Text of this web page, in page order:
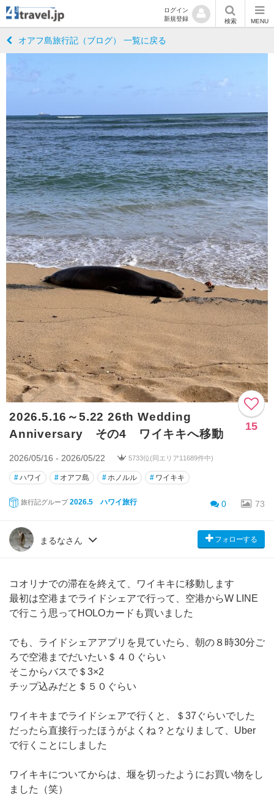
ログイン
新規登録
検索 MENU
オアフ島旅行記（ブログ） 一覧に戻る
2026.5.16～5.22 26th Wedding
Anniversary その4 ワイキキへ移動
15
2026/05/16 - 2026/05/22 5733位(同エリア11689件中)
#ハワイ # オアフ島 #ホノルル # ワイキキ
旅行記グループ 2026.5 ハワイ旅行 0 73
まるなさん フォローする
コオリナでの滞在を終えて、ワイキキに移動します
最初は空港までライドシェアで行って、空港からW LINE
で行こう思ってHOLOカードも買いました
でも、ライドシェアアプリを見ていたら、朝の８時30分ご
ろで空港までだいたい＄４０ぐらい
そこからバスで＄3×2
チップ込みだと＄５０ぐらい
ワイキキまでライドシェアで行くと、＄37ぐらいでした
だったら直接行ったほうがよくね？となりまして、Uber
で行くことにしました
ワイキキについてからは、堰を切ったようにお買い物をし
ました（笑）